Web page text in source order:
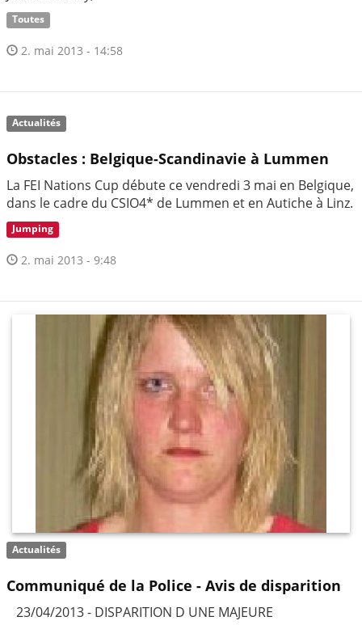
Toutes
2. mai 2013 - 14:58
Actualités
Obstacles : Belgique-Scandinavie à Lummen
La FEI Nations Cup débute ce vendredi 3 mai en Belgique,
dans le cadre du CSIO4* de Lummen et en Autiche à Linz.
Jumping
2. mai 2013 - 9:48
Actualités
Communiqué de la Police - Avis de disparition
23/04/2013 - DISPARITION D UNE MAJEURE